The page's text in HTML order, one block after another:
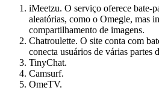
iMeetzu. O serviço oferece bate-
aleatórias, como o Omegle, mas
compartilhamento de imagens.
Chatroulette. O site conta com
conecta usuários de várias partes
TinyChat.
Camsurf.
OmeTV.